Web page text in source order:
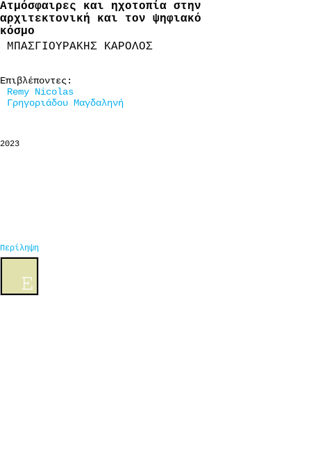
Ατμόσφαιρες και ηχοτοπία στην
αρχιτεκτονική και τον ψηφιακό
κόσμο
ΜΠΑΣΓΙΟΥΡΑΚΗΣ ΚΑΡΟΛΟΣ
Επιβλέποντες:
Remy Nicolas
Γρηγοριάδου Μαγδαληνή
2023
Περίληψη